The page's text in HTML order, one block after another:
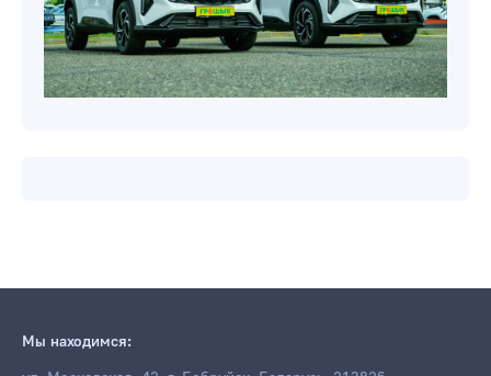
Мы находимся: